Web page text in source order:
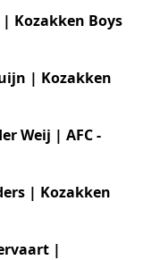
Kozakken Boys
| Kozakken
Weij | AFC -
| Kozakken
|